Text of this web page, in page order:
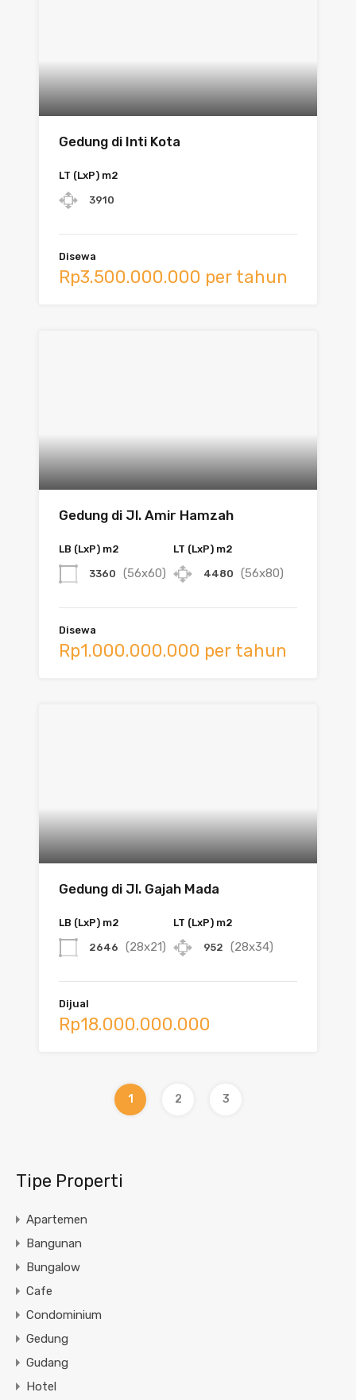
Gedung di Inti Kota
LT (LxP) m2
3910
Disewa
Rp3.500.000.000 per tahun
Gedung di Jl. Amir Hamzah
LB (LxP) m2
3360 (56x60)
LT (LxP) m2
4480 (56x80)
Disewa
Rp1.000.000.000 per tahun
Gedung di Jl. Gajah Mada
LB (LxP) m2
2646 (28x21)
LT (LxP) m2
952 (28x34)
Dijual
Rp18.000.000.000
1 2 3
Tipe Properti
Apartemen
Bangunan
Bungalow
Cafe
Condominium
Gedung
Gudang
Hotel